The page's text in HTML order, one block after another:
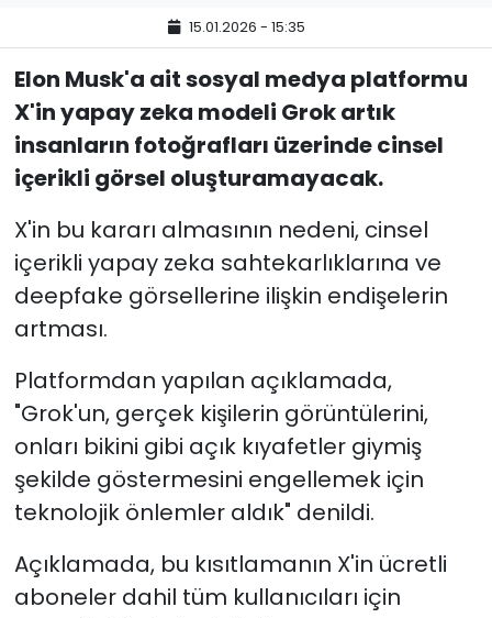
15.01.2026 - 15:35
Elon Musk'a ait sosyal medya platformu
X'in yapay zeka modeli Grok artık
insanların fotoğrafları üzerinde cinsel
içerikli görsel oluşturamayacak.
X'in bu kararı almasının nedeni, cinsel
içerikli yapay zeka sahtekarlıklarına ve
deepfake görsellerine ilişkin endişelerin
artması.
Platformdan yapılan açıklamada,
"Grok'un, gerçek kişilerin görüntülerini,
onları bikini gibi açık kıyafetler giymiş
şekilde göstermesini engellemek için
teknolojik önlemler aldık" denildi.
Açıklamada, bu kısıtlamanın X'in ücretli
aboneler dahil tüm kullanıcıları için